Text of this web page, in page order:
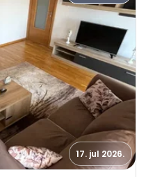
17. jul 2026.